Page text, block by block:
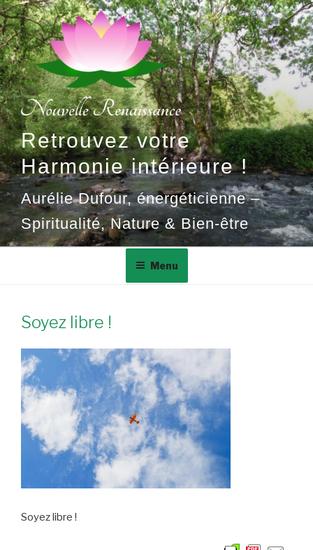
Aller
au
contenu
principal
Retrouvez votre
Harmonie intérieure !
Aurélie Dufour, énergéticienne –
Spiritualité, Nature & Bien-être
Menu
Soyez libre !
Soyez libre !